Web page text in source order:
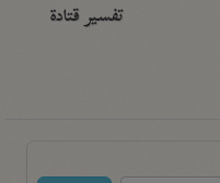
تفسير قتادة